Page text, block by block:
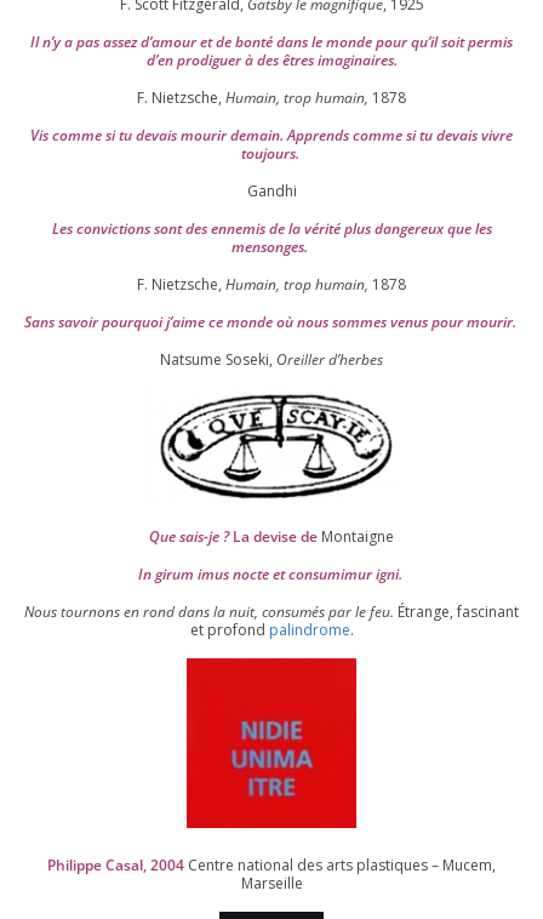
Il n’y a pas assez d’a­mour et de bon­té dans le monde pour qu’il soit per­mis
d’en pro­di­guer à des êtres imaginaires.
F. Nietzsche, Humain, trop humain, 1878
Vis comme si tu devais mou­rir demain. Apprends comme si tu devais vivre
toujours.
Gandhi
Les convic­tions sont des enne­mis de la véri­té plus dan­ge­reux que les
mensonges.
F. Nietzsche, Humain, trop humain, 1878
Sans savoir pour­quoi j’aime ce monde où nous sommes venus pour mourir.
Natsume Soseki, Oreiller d’herbes
Que sais-je ?La devise de Montaigne
In girum imus nocte et consu­mi­mur igni.
Nous tour­nons en rond dans la nuit, consu­més par le feu. Étrange, fas­ci­nant
et pro­fond palin­drome.
Philippe Casal,2004 Centre natio­nal des arts plas­tiques – Mucem,
Marseille